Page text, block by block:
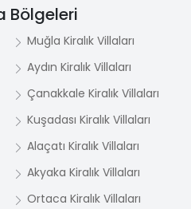
Bölgeleri
Muğla Kiralık Villaları
Aydın Kiralık Villaları
Çanakkale Kiralık Villaları
Kuşadası Kiralık Villaları
Alaçatı Kiralık Villaları
Akyaka Kiralık Villaları
Ortaca Kiralık Villaları